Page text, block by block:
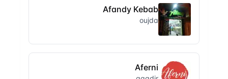
Afandy Kebab
oujda
Aferni